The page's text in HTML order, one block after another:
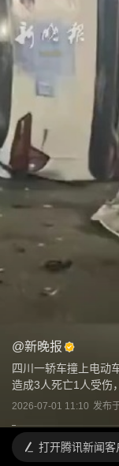
@新晚报
四川一轿车撞上电动
造成3人死亡1人受伤
2026-07-01 11:10 发布
打开腾讯新闻